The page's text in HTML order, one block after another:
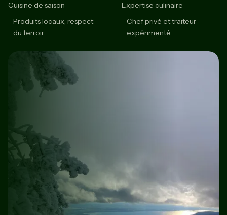
Cuisine de saison
Produits locaux, respect
du terroir
Expertise culinaire
Chef privé et traiteur
expérimenté